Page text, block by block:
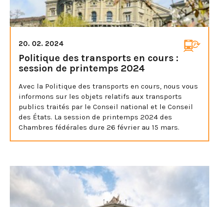
20. 02. 2024
Politique des transports en cours :
session de printemps 2024
Avec la Politique des transports en cours, nous vous
informons sur les objets relatifs aux transports
publics traités par le Conseil national et le Conseil
des États. La session de printemps 2024 des
Chambres fédérales dure 26 février au 15 mars.